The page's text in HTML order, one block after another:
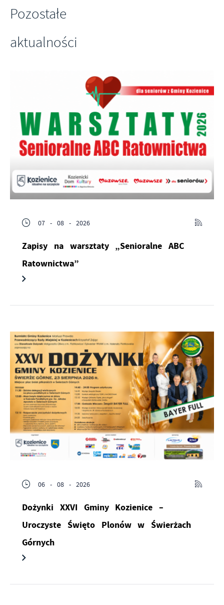
Pozostałe
aktualności
07 - 08 - 2026
Zapisy na warsztaty „Senioralne ABC
Ratownictwa”
06 - 08 - 2026
Dożynki XXVI Gminy Kozienice –
Uroczyste Święto Plonów w Świerżach
Górnych